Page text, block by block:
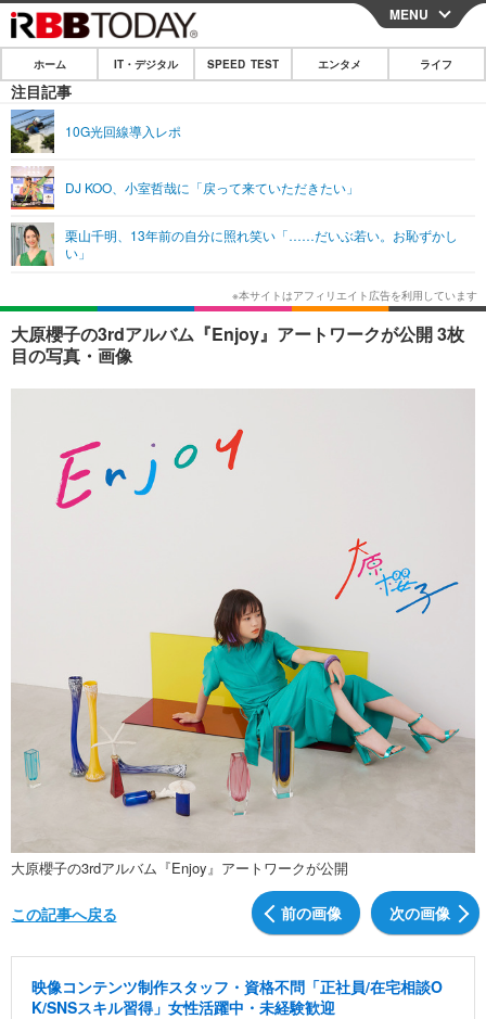
CLOSE
ホーム
IT・デジタル
ショッピング その他
SPEED TEST
エンタメ
エンタメTOP
韓国・芸能
音楽 スポーツ
ライフ
ライフTOP グルメ
ペット ショッピング
その他
リリース一覧
プッシュ通知の停止方法
MENU
ホーム IT・デジタル SPEED TEST エンタメ ライフ
注目記事
10G光回線導入レポ
DJ KOO、小室哲哉に「戻って来ていただきたい」
栗山千明、13年前の自分に照れ笑い「……だいぶ若い。お恥ずかし
い」
大原櫻子の3rdアルバム『Enjoy』アートワークが公開 3枚
目の写真・画像
大原櫻子の3rdアルバム『Enjoy』アートワークが公開
前の画像 次の画像
この記事へ戻る
映像コンテンツ制作スタッフ・資格不問「正社員/在宅相談O
K/SNSスキル習得」女性活躍中・未経験歓迎